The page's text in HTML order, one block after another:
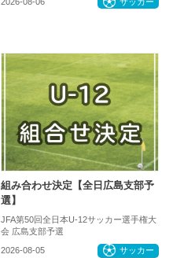
組み合わせ決定【全日広島支部予
選】
JFA第50回全日本U-12サッカー選手権大
会 広島支部予選
2026-08-05 サッカー